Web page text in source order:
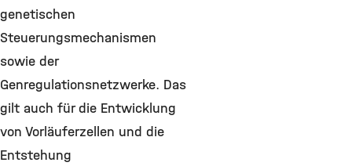
genetischen
Steuerungsmechanismen
sowie der
Genregulationsnetzwerke. Das
gilt auch für die Entwicklung
von Vorläuferzellen und die
Entstehung